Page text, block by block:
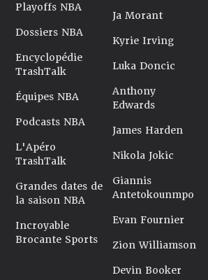
Playoffs NBA
Dossiers NBA
Encyclopédie
TrashTalk
Équipes NBA
Podcasts NBA
L'Apéro
TrashTalk
Grandes dates de
la saison NBA
Incroyable
Brocante Sports
Ja Morant
Kyrie Irving
Luka Doncic
Anthony
Edwards
James Harden
Nikola Jokic
Giannis
Antetokounmpo
Evan Fournier
Zion Williamson
Devin Booker